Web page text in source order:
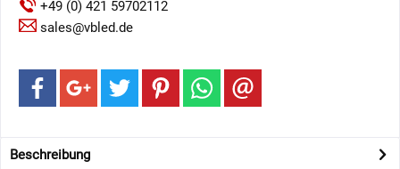
+49 (0) 421 59702112
sales@vbled.de
Beschreibung